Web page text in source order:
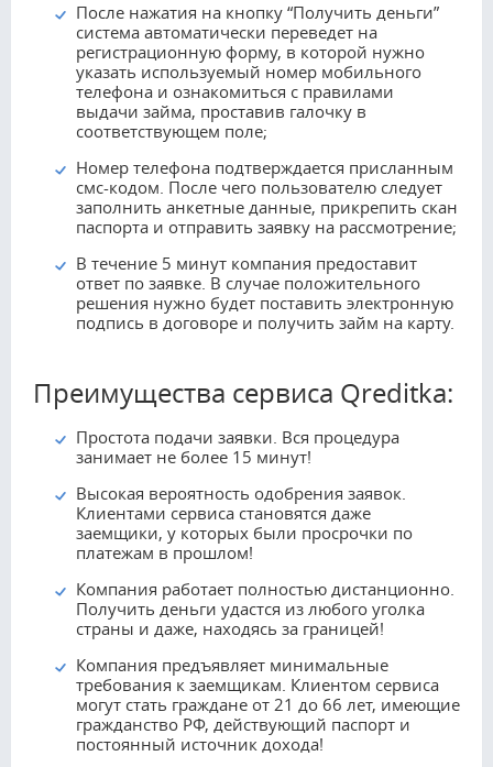
После нажатия на кнопку “Получить деньги”
система автоматически переведет на
регистрационную форму, в которой нужно
указать используемый номер мобильного
телефона и ознакомиться с правилами
выдачи займа, проставив галочку в
соответствующем поле;
Номер телефона подтверждается присланным
смс-кодом. После чего пользователю следует
заполнить анкетные данные, прикрепить скан
паспорта и отправить заявку на рассмотрение;
В течение 5 минут компания предоставит
ответ по заявке. В случае положительного
решения нужно будет поставить электронную
подпись в договоре и получить займ на карту.
Преимущества сервиса Qreditka:
Простота подачи заявки. Вся процедура
занимает не более 15 минут!
Высокая вероятность одобрения заявок.
Клиентами сервиса становятся даже
заемщики, у которых были просрочки по
платежам в прошлом!
Компания работает полностью дистанционно.
Получить деньги удастся из любого уголка
страны и даже, находясь за границей!
Компания предъявляет минимальные
требования к заемщикам. Клиентом сервиса
могут стать граждане от 21 до 66 лет, имеющие
гражданство РФ, действующий паспорт и
постоянный источник дохода!